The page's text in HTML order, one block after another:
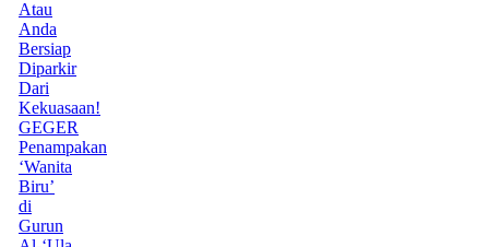
Atau
Anda
Bersiap
Diparkir
Dari
Kekuasaan!
GEGER
Penampakan
‘Wanita
Biru’
di
Gurun